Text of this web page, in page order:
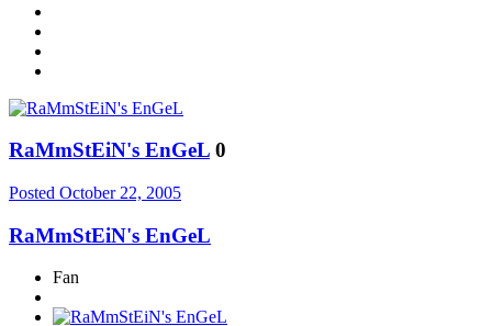
RaMmStEiN's EnGeL 0
Posted October 22, 2005
RaMmStEiN's EnGeL
Fan